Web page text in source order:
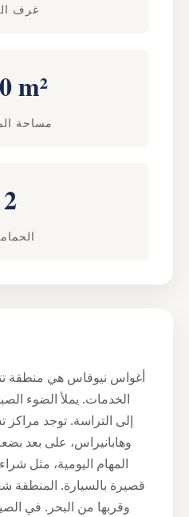
غرف
m²
مساحة
2
أغواس نيوفاس هي منطقة
الخدمات. يملأ الضوء
إلى التراسة. توجد مراكز
وهابانيراس، على بعد
المهام اليومية، مثل
قصيرة بالسيارة. المنطقة
وقربها من البحر. في